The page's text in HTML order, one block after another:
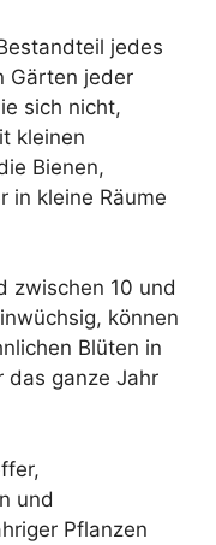
jedes
Gärten jeder
sich nicht,
kleinen
Bienen,
in kleine Räume
zwischen 10 und
können
Blüten in
das ganze Jahr
und
Pflanzen